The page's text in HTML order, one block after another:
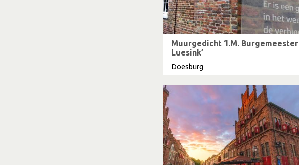
Muurgedicht ‘I.M. Burgemeester
Luesink’
Doesburg